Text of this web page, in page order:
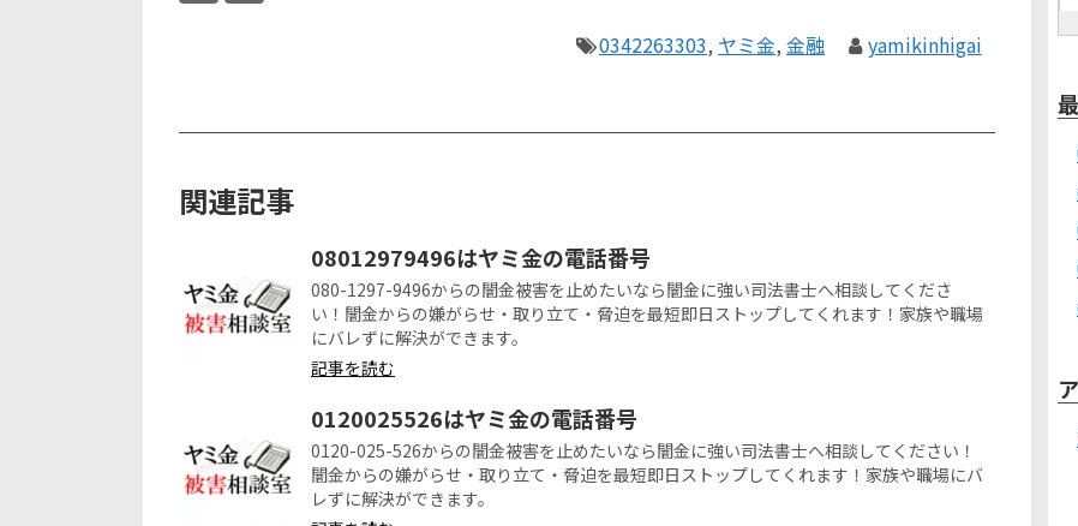
0342263303, ヤミ金,金融 yamikinhigai
関連記事
08012979496はヤミ金の電話番号
080-1297-9496からの闇金被害を止めたいなら闇金に強い司法書士へ相談してくださ
い！闇金からの嫌がらせ・取り立て・脅迫を最短即日ストップしてくれます！家族や職場
にバレずに解決ができます。
記事を読む
0120025526はヤミ金の電話番号
0120-025-526からの闇金被害を止めたいなら闇金に強い司法書士へ相談してください！
闇金からの嫌がらせ・取り立て・脅迫を最短即日ストップしてくれます！家族や職場にバ
レずに解決ができます。